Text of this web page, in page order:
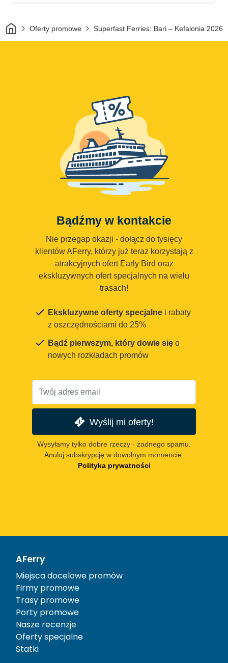
DomOferty promowe Superfast Ferries: Bari – Kefalonia 2026
Bądźmy w kontakcie
Nie przegap okazji - dołącz do tysięcy
klientów AFerry, którzy już teraz korzystają z
atrakcyjnych ofert Early Bird oraz
ekskluzywnych ofert specjalnych na wielu
trasach!
Ekskluzywne oferty specjalne i rabaty
z oszczędnościami do 25%
Bądź pierwszym, który dowie się o
nowych rozkładach promów
Wyślij mi oferty!
Wysyłamy tylko dobre rzeczy - żadnego spamu.
Anuluj subskrypcję w dowolnym momencie.
Polityka prywatności
AFerry
Miejsca docelowe promów
Firmy promowe
Trasy promowe
Porty promowe
Nasze recenzje
Oferty specjalne
Statki